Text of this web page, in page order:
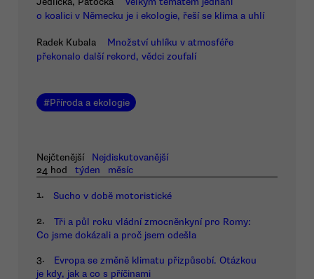
o koalici v Německu je i ekologie, řeší se klima a uhlí
Radek Kubala
Množství uhlíku v atmosféře
překonalo další rekord, vědci zoufalí
#Příroda a ekologie
Nejčtenější
Nejdiskutovanější
24 hod
týden měsíc
1. Sucho v době motoristické
2.
Tři a půl roku vládní zmocněnkyní pro Romy:
Co jsme dokázali a proč jsem odešla
3.
Evropa se změně klimatu přizpůsobí. Otázkou
je kdy, jak a co s příčinami